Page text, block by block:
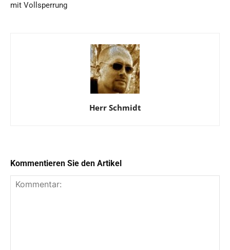
mit Vollsperrung
Herr Schmidt
Kommentieren Sie den Artikel